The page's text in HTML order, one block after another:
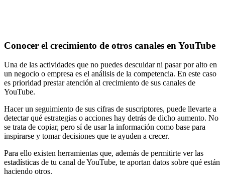
Conocer el crecimiento de otros canales en YouTube
Una de las actividades que no puedes descuidar ni pasar por alto en
un negocio o empresa es el análisis de la competencia. En este caso
es prioridad prestar atención al crecimiento de sus canales de
YouTube.
Hacer un seguimiento de sus cifras de suscriptores, puede llevarte a
detectar qué estrategias o acciones hay detrás de dicho aumento. No
se trata de copiar, pero sí de usar la información como base para
inspirarse y tomar decisiones que te ayuden a crecer.
Para ello existen herramientas que, además de permitirte ver las
estadísticas de tu canal de YouTube, te aportan datos sobre qué están
haciendo otros.